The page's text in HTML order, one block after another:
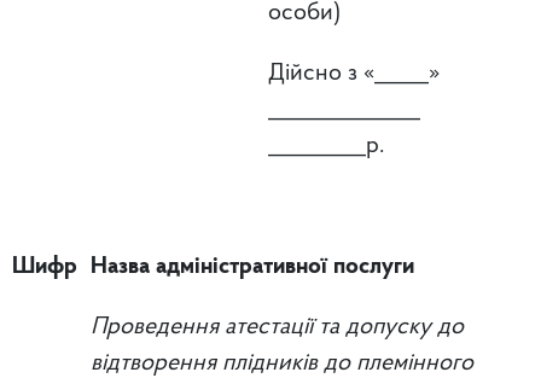
особи)
Дійсно з «_____»
_________р.
Шифр Назва адміністративної послуги
Проведення атестації та допуску до
відтворення плідників до племінного